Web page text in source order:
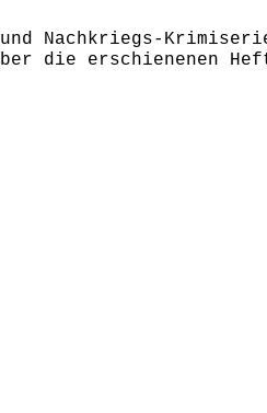
Nachkriegs-Krimiserie
die erschienenen